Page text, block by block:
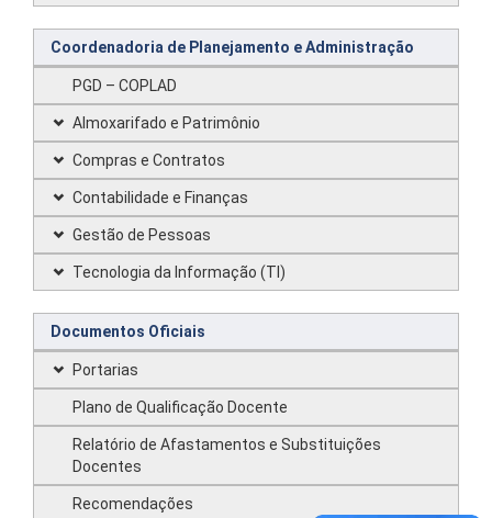
Coordenadoria de Planejamento e Administração
PGD – COPLAD
Almoxarifado e Patrimônio
Compras e Contratos
Contabilidade e Finanças
Gestão de Pessoas
Tecnologia da Informação (TI)
Documentos Oficiais
Portarias
Plano de Qualificação Docente
Relatório de Afastamentos e Substituições
Docentes
Recomendações